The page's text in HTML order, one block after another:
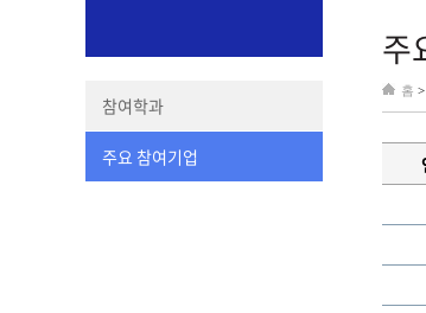
참여학과
주요 참여기업
주
홈 >